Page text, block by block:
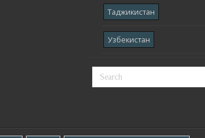
Таджикистан
Узбекистан